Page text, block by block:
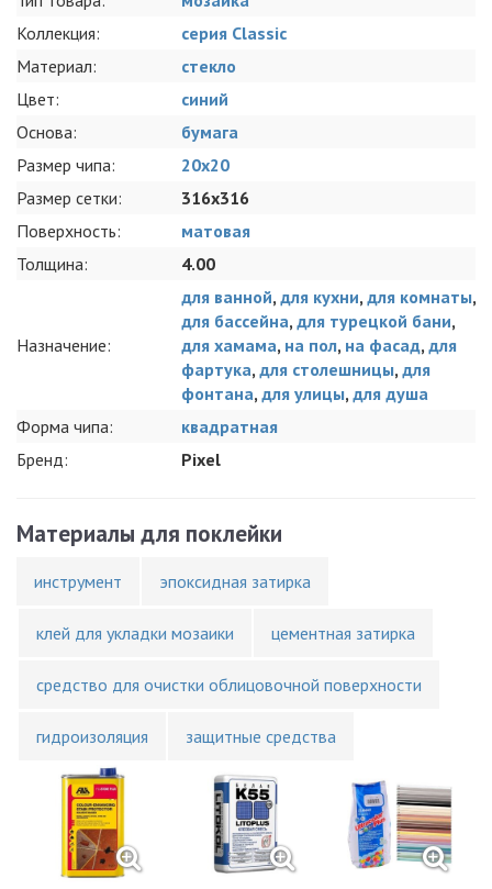
Коллекция:
серия Classic
Материал:
стекло
Цвет:
синий
Основа:
бумага
Размер чипа:
20x20
Размер сетки:
316x316
Поверхность:
матовая
Толщина:
4.00
Назначение:
для ванной, для кухни, для комнаты,
для бассейна, для турецкой бани,
для хамама, на пол, на фасад, для
фартука, для столешницы, для
фонтана, для улицы, для душа
Форма чипа:
квадратная
Бренд:
Pixel
Материалы для поклейки
инструмент эпоксидная затирка
клей для укладки мозаики цементная затирка
средство для очистки облицовочной поверхности
гидроизоляция защитные средства